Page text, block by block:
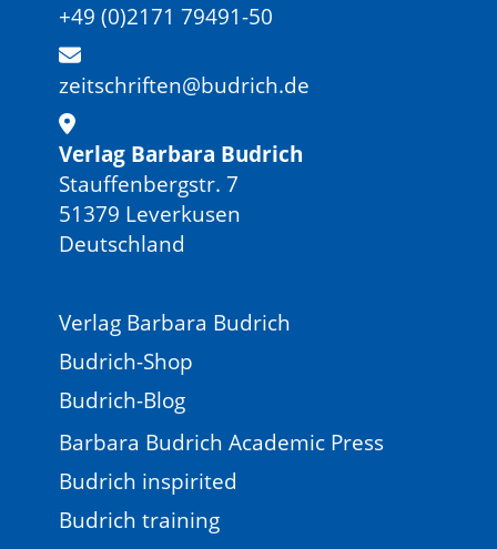
+49 (0)2171 79491-50
zeitschriften@budrich.de
Verlag Barbara Budrich
Stauffenbergstr. 7
51379 Leverkusen
Deutschland
Verlag Barbara Budrich
Budrich-Shop
Budrich-Blog
Barbara Budrich Academic Press
Budrich inspirited
Budrich training